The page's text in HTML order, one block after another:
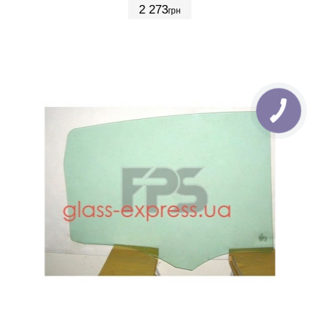
2 273грн